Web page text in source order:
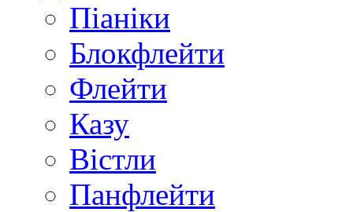
Піаніки
Блокфлейти
Флейти
Казу
Вістли
Панфлейти